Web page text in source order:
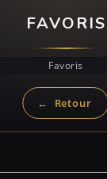
FAVORIS
Favoris